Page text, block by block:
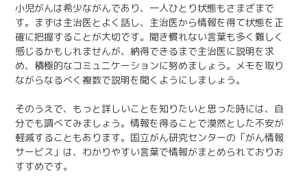
小児がんは希少ながんであり、一人ひとり状態もさまざまで
す。まずは主治医とよく話し、主治医から情報を得て状態を正
確に把握することが大切です。聞き慣れない言葉も多く難しく
感じるかもしれませんが、納得できるまで主治医に説明を求
め、積極的なコミュニケーションに努めましょう。メモを取り
ながらなるべく複数で説明を聞くようにしましょう。
そのうえで、もっと詳しいことを知りたいと思った時には、自
分でも調べてみましょう。情報を得ることで漠然とした不安が
軽減することもあります。国立がん研究センターの「がん情報
サービス」は、わかりやすい言葉で情報がまとめられておりお
すすめです。